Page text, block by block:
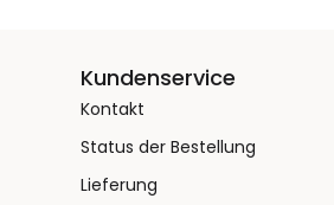
Kundenservice
Kontakt
Status der Bestellung
Lieferung